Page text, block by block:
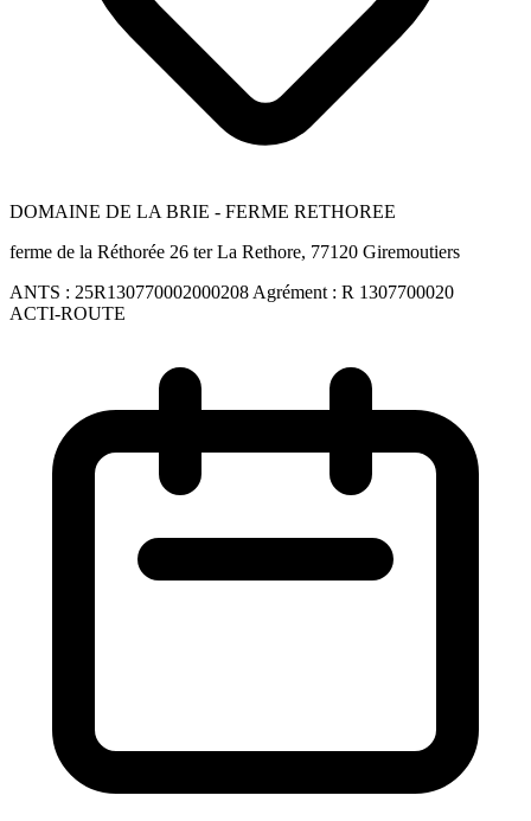
DOMAINE DE LA BRIE - FERME RETHOREE
ferme de la Réthorée 26 ter La Rethore, 77120 Giremoutiers
ANTS : 25R130770002000208 Agrément : R 1307700020
ACTI-ROUTE